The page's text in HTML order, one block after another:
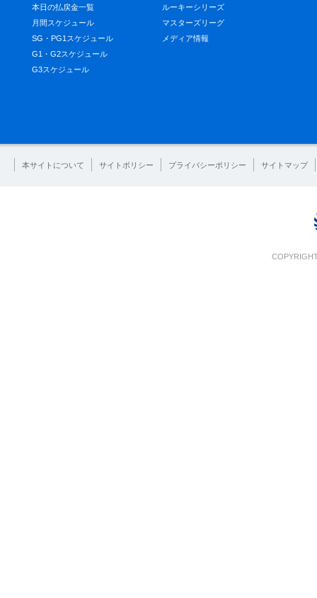
本日の払戻金一覧
月間スケジュール
SG・PG1スケジュール
G1・G2スケジュール
G3スケジュール
ルーキーシリーズ
マスターズリーグ
メディア情報
本サイトについて サイトポリシー プライバシーポリシー サイトマップ